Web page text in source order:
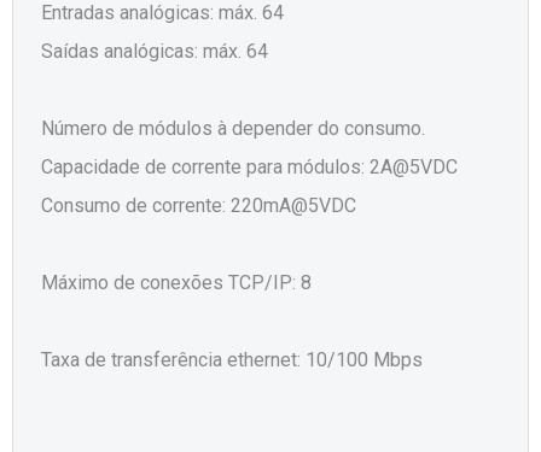
Entradas analógicas: máx. 64
Saídas analógicas: máx. 64
Número de módulos à depender do consumo.
Capacidade de corrente para módulos: 2A@5VDC
Consumo de corrente: 220mA@5VDC
Máximo de conexões TCP/IP: 8
Taxa de transferência ethernet: 10/100 Mbps